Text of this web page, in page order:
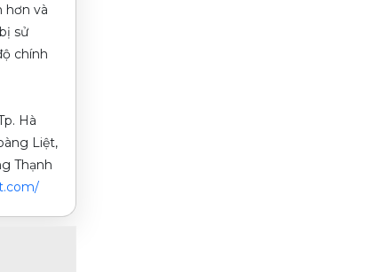
hơn và
sử
chính
Hà
Liệt,
Thạnh